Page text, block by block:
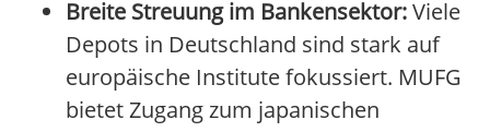
Breite Streuung im Bankensektor:Viele
Depots in Deutschland sind stark auf
europäische Institute fokussiert. MUFG
bietet Zugang zum japanischen